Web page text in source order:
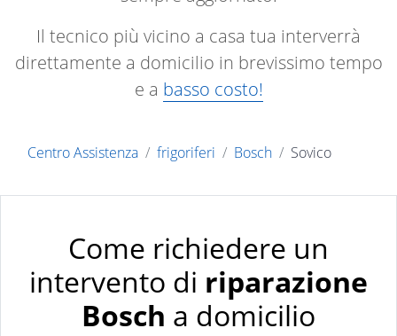
Il tecnico più vicino a casa tua interverrà
direttamente a domicilio in brevissimo tempo
e a basso costo!
Centro Assistenza frigoriferi Bosch Sovico
Come richiedere un
intervento di riparazione
Bosch a domicilio